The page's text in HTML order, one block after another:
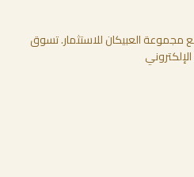
مجموعة العبيكان للاستثمار. تسوق